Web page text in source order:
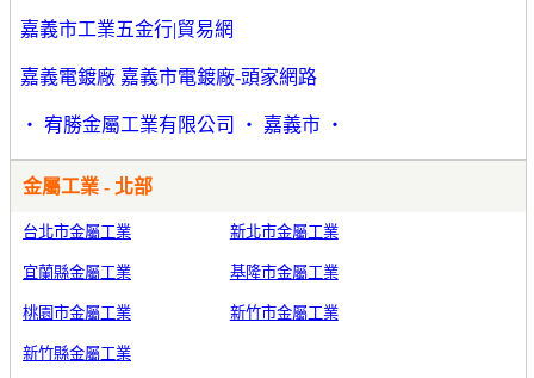
嘉義市工業五金行|貿易網
嘉義電鍍廠 嘉義市電鍍廠-頭家網路
‧ 宥勝金屬工業有限公司 ‧ 嘉義市 ‧
金屬工業 - 北部
台北市金屬工業 新北市金屬工業
宜蘭縣金屬工業 基隆市金屬工業
桃園市金屬工業 新竹市金屬工業
新竹縣金屬工業